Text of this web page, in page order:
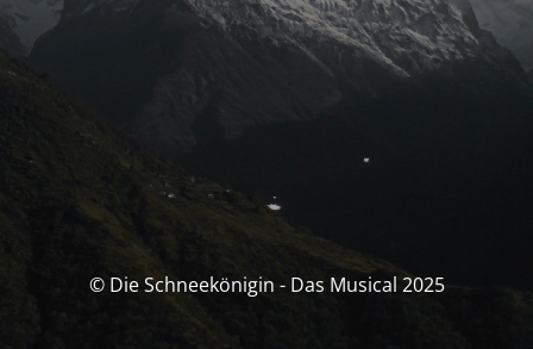
© Die Schneekönigin - Das Musical 2025